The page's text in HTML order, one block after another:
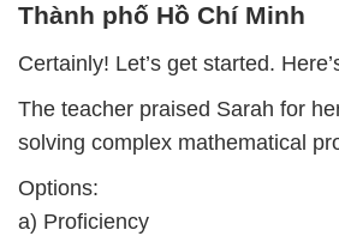
Thành phố Hồ Chí Minh
Certainly! Let’s get started.
The teacher praised Sarah for
solving complex mathematical
Options:
a) Proficiency